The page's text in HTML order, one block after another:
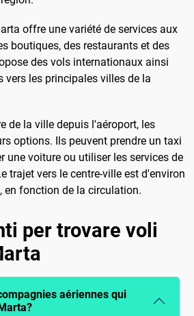
offre une variété de services aux
boutiques, des restaurants et des
des vols internationaux ainsi
vers les principales villes de la
de la ville depuis l'aéroport, les
options. Ils peuvent prendre un taxi
une voiture ou utiliser les services de
trajet vers le centre-ville est d'environ
en fonction de la circulation.
per trovare voli
aériennes qui